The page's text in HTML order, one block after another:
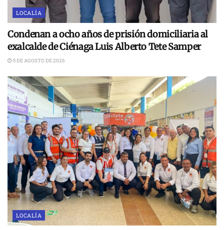
LOCALÍA
Condenan a ocho años de prisión domiciliaria al
exalcalde de Ciénaga Luis Alberto Tete Samper
5 DE AGOSTO DE 2026
LOCALÍA